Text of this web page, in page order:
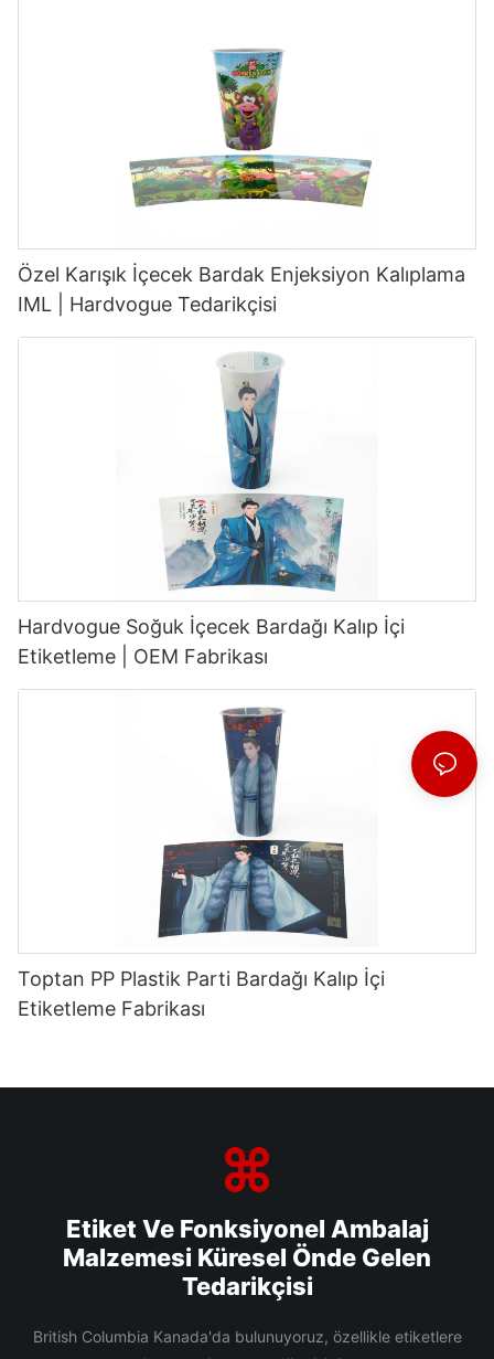
Özel Karışık İçecek Bardak Enjeksiyon Kalıplama
IML | Hardvogue Tedarikçisi
Hardvogue Soğuk İçecek Bardağı Kalıp İçi
Etiketleme | OEM Fabrikası
Toptan PP Plastik Parti Bardağı Kalıp İçi
Etiketleme Fabrikası
Etiket Ve Fonksiyonel Ambalaj
Malzemesi Küresel Önde Gelen
Tedarikçisi
British Columbia Kanada'da bulunuyoruz, özellikle etiketlere